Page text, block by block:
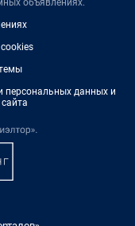
объявлениях.
персональных данных и